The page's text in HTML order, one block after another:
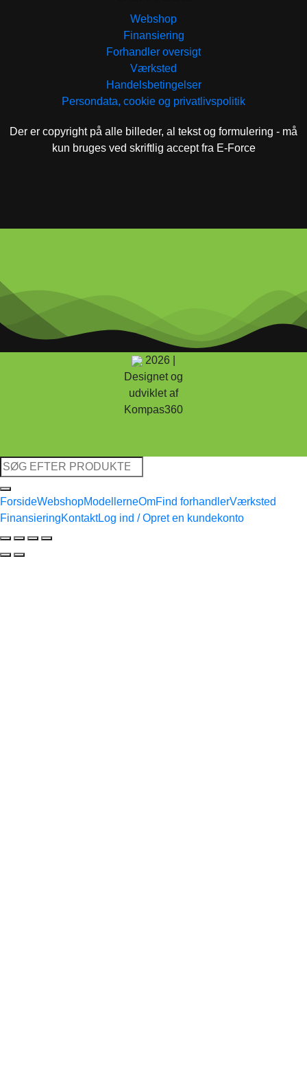
Webshop
Finansiering
Forhandler oversigt
Værksted
Handelsbetingelser
Persondata, cookie og privatlivspolitik
Der er copyright på alle billeder, al tekst og formulering - må
kun bruges ved skriftlig accept fra E-Force
2026 |
Designet og
udviklet af
Kompas360
Søg
efter:
ForsideWebshopModellerneOmFind forhandlerVærksted
FinansieringKontaktLog ind / Opret en kundekonto